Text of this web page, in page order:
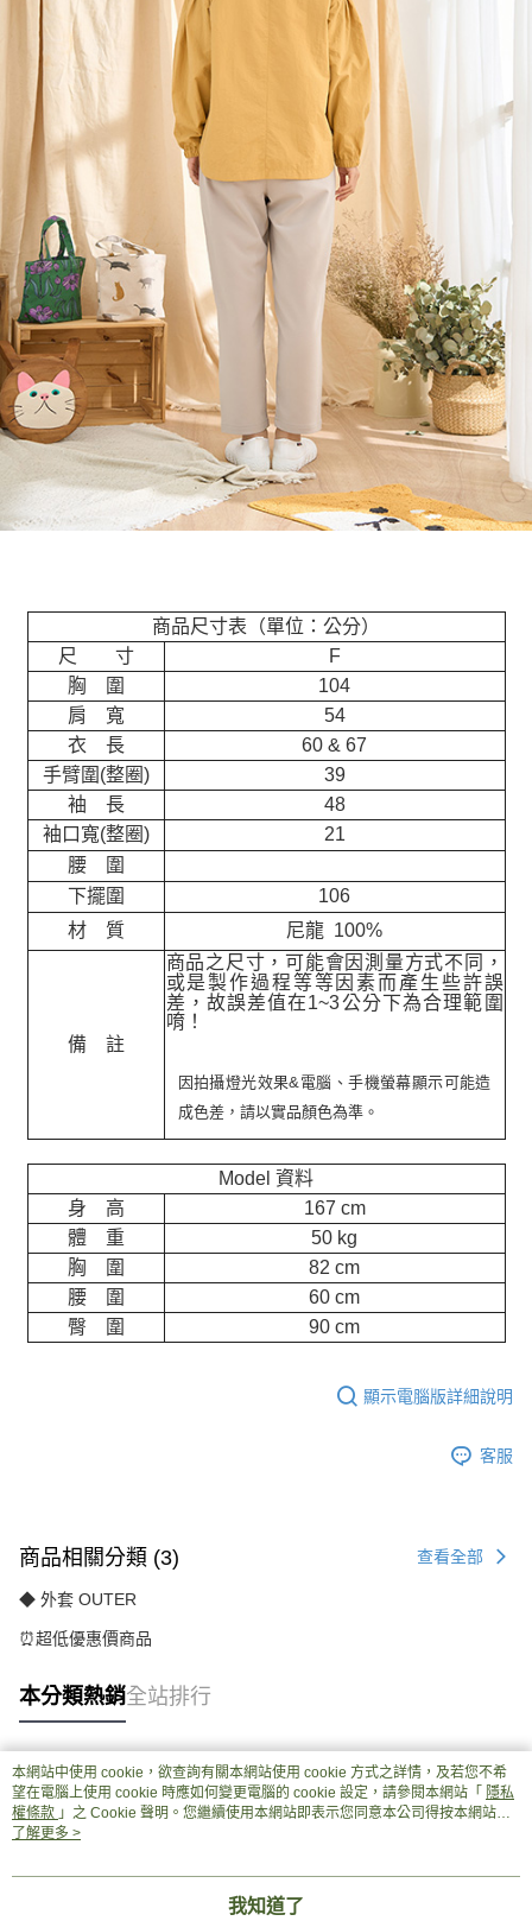
商品尺寸表（單位：公分）
尺 寸
F
胸 圍
104
肩 寬
54
衣 長
60 & 67
手臂圍(整圈)
39
袖 長
48
袖口寬(整圈)
21
腰 圍
下擺圍
106
材 質
尼龍 100%
備 註
商品之尺寸，可能會因測量方式不同，
或是製作過程等等因素而產生些許誤
差，故誤差值在1~3公分下為合理範圍
唷！
因拍攝燈光效果&電腦、手機螢幕顯示可能造
成色差，請以實品顏色為準。
Model 資料
身 高
167 cm
體 重
50 kg
胸 圍
82 cm
腰 圍
60 cm
臀 圍
90 cm
顯示電腦版詳細說明
客服
商品相關分類 (3) 查看全部
◆ 外套 OUTER
⏰超低優惠價商品
本分類熱銷全站排行
熱門標籤
本網站中使用 cookie，欲查詢有關本網站使用 cookie 方式之詳情，及若您不希
望在電腦上使用 cookie 時應如何變更電腦的 cookie 設定，請參閱本網站「 隱私
權條款 」之 Cookie 聲明。您繼續使用本網站即表示您同意本公司得按本網站使
用條款之 Cookie 聲明使用 cookie。
了解更多 >
我知道了